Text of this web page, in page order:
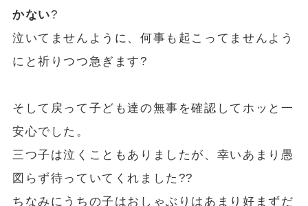
かない?
泣いてませんように、何事も起こってませんよう
にと祈りつつ急ぎます?
そして戻って子ども達の無事を確認してホッと一
安心でした。
三つ子は泣くこともありましたが、幸いあまり愚
図らず待っていてくれました??
ちなみにうちの子はおしゃぶりはあまり好まずだ